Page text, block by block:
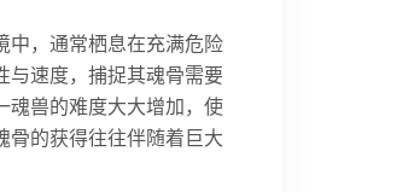
中，通常栖息在充满危险
与速度，捕捉其魂骨需要
魂兽的难度大大增加，使
骨的获得往往伴随着巨大